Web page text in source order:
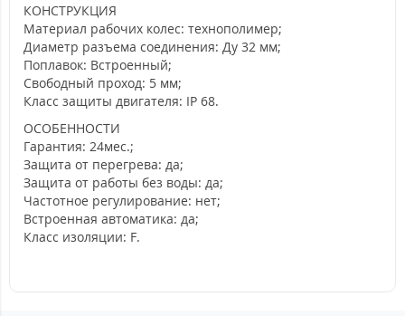
КОНСТРУКЦИЯ
Материал рабочих колес: технополимер;
Диаметр разъема соединения: Ду 32 мм;
Поплавок: Встроенный;
Свободный проход: 5 мм;
Класс защиты двигателя: IP 68.
ОСОБЕННОСТИ
Гарантия: 24мес.;
Защита от перегрева: да;
Защита от работы без воды: да;
Частотное регулирование: нет;
Встроенная автоматика: да;
Класс изоляции: F.